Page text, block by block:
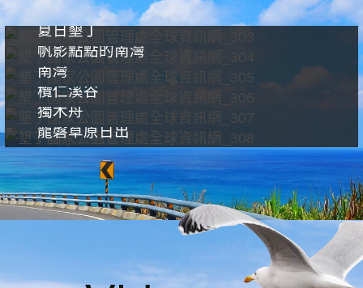
夏日墾丁
帆影點點的南灣
南灣
欖仁溪谷
獨木舟
龍磐草原日出